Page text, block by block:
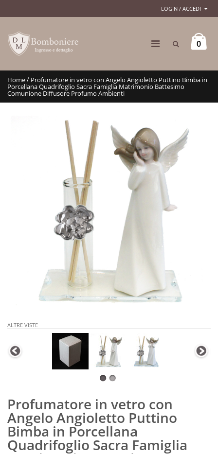
LOGIN / ACCEDI
0
Home/ Profumatore in vetro con Angelo Angioletto Puttino Bimba in
Porcellana Quadrifoglio Sacra Famiglia Matrimonio Battesimo
Comunione Diffusore Profumo Ambienti
ALTRE VISTE
Profumatore in vetro con
Angelo Angioletto Puttino
Bimba in Porcellana
Quadrifoglio Sacra Famiglia